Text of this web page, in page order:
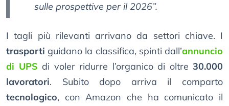
sulle prospettive per il 2026”.
I tagli più rilevanti arrivano da settori chiave. I
trasporti guidano la classifica, spinti dall’annuncio
di UPS di voler ridurre l’organico di oltre 30.000
lavoratori. Subito dopo arriva il comparto
tecnologico, con Amazon che ha comunicato il